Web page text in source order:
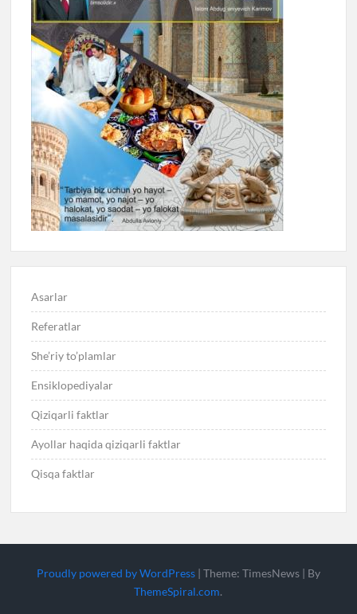
Asarlar
Referatlar
She’riy to’plamlar
Ensiklopediyalar
Qiziqarli faktlar
Ayollar haqida qiziqarli faktlar
Qisqa faktlar
Proudly powered by WordPress | Theme: TimesNews | By
ThemeSpiral.com.